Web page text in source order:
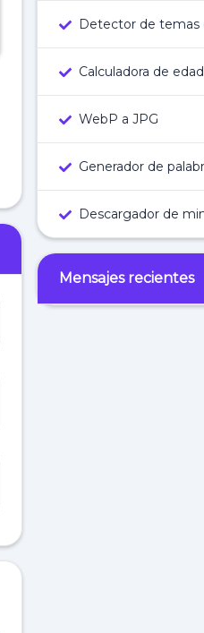
Calculadora de edad
WebP a JPG
Mensajes recientes